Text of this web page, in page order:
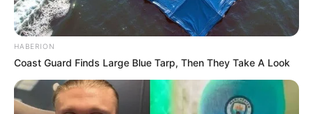
Tinggi: 170 cm
Berat: 64 kg
Golongan Darah: –
Warna Rambut: Pirang
Warna Mata: Coklat
HABERION
Coast Guard Finds Large Blue Tarp, Then They Take A Look